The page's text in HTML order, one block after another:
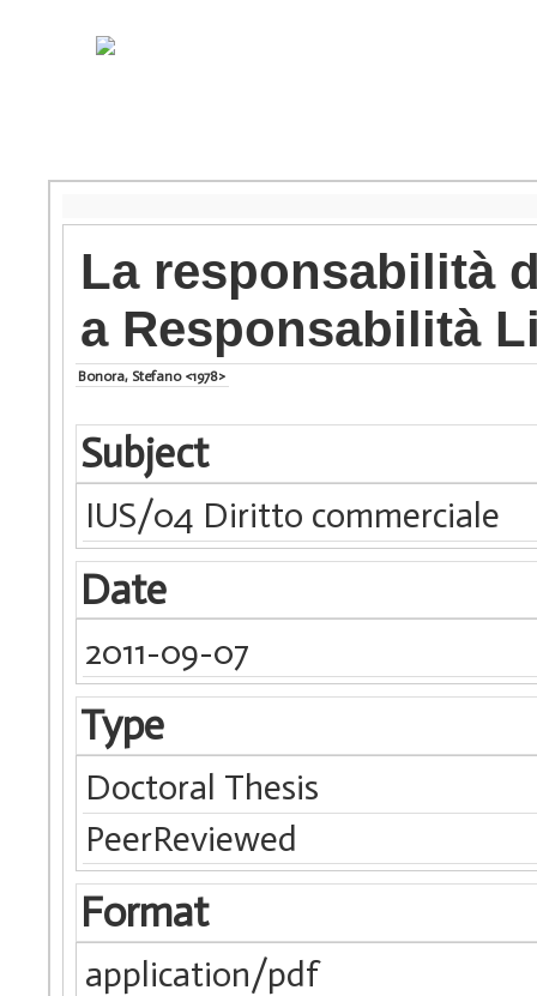
La responsabilità
a Responsabilità
Bonora, Stefano <1978>
Subject
IUS/04 Diritto commerciale
Date
2011-09-07
Type
Doctoral Thesis
PeerReviewed
Format
application/pdf